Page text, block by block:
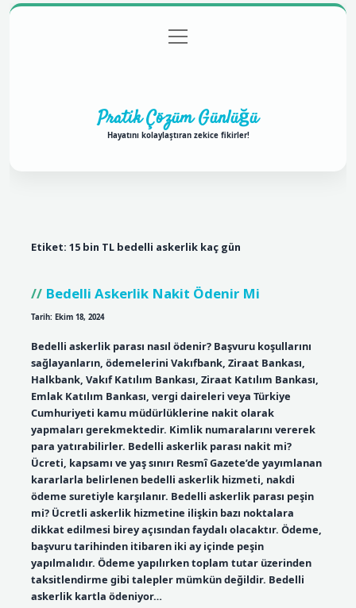
Gizlilik Politikası
menüyü
aç
Pratik Çözüm Günlüğü
Hayatını kolaylaştıran zekice fikirler!
Etiket: 15 bin TL bedelli askerlik kaç gün
Bedelli Askerlik Nakit Ödenir Mi
Tarih: Ekim 18, 2024
Bedelli askerlik parası nasıl ödenir? Başvuru koşullarını
sağlayanların, ödemelerini Vakıfbank, Ziraat Bankası,
Halkbank, Vakıf Katılım Bankası, Ziraat Katılım Bankası,
Emlak Katılım Bankası, vergi daireleri veya Türkiye
Cumhuriyeti kamu müdürlüklerine nakit olarak
yapmaları gerekmektedir. Kimlik numaralarını vererek
para yatırabilirler. Bedelli askerlik parası nakit mi?
Ücreti, kapsamı ve yaş sınırı Resmî Gazete’de yayımlanan
kararlarla belirlenen bedelli askerlik hizmeti, nakdi
ödeme suretiyle karşılanır. Bedelli askerlik parası peşin
mi? Ücretli askerlik hizmetine ilişkin bazı noktalara
dikkat edilmesi birey açısından faydalı olacaktır. Ödeme,
başvuru tarihinden itibaren iki ay içinde peşin
yapılmalıdır. Ödeme yapılırken toplam tutar üzerinden
taksitlendirme gibi talepler mümkün değildir. Bedelli
askerlik kartla ödeniyor…